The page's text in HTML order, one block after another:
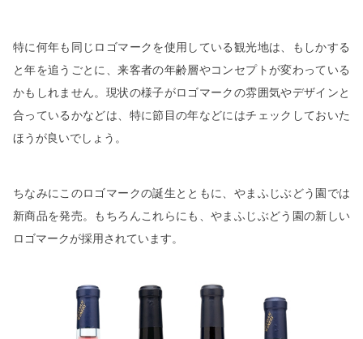
特に何年も同じロゴマークを使用している観光地は、もしかする
と年を追うごとに、来客者の年齢層やコンセプトが変わっている
かもしれません。現状の様子がロゴマークの雰囲気やデザインと
合っているかなどは、特に節目の年などにはチェックしておいた
ほうが良いでしょう。
ちなみにこのロゴマークの誕生とともに、やまふじぶどう園では
新商品を発売。もちろんこれらにも、やまふじぶどう園の新しい
ロゴマークが採用されています。